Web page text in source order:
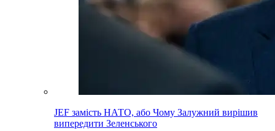
JEF замість НАТО, або Чому Залужний вирішив
випередити Зеленського